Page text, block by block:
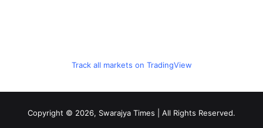
Track all markets on TradingView
Copyright © 2026, Swarajya Times | All Rights Reserved.